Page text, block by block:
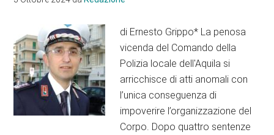
di Ernesto Grippo* La penosa
vicenda del Comando della
Polizia locale dell'Aquila si
arricchisce di atti anomali con
l’unica conseguenza di
impoverire l’organizzazione del
Corpo. Dopo quattro sentenze